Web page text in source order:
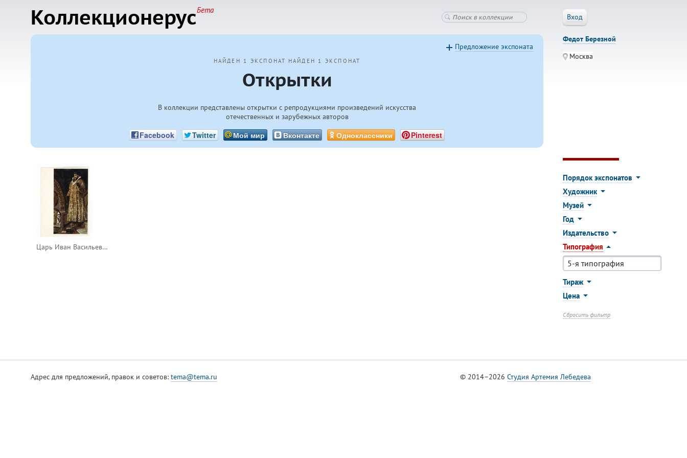
КоллекционерусБета
Вход
НАЙДЕН 1 ЭКСПОНАТ НАЙДЕН 1 ЭКСПОНАТ
Открытки
В коллекции представлены открытки с репродукциями произведений искусства
отечественных и зарубежных авторов
Facebook Twitter Мой мир Вконтакте Одноклассники Pinterest
Предложение экспоната
Федот Березной
Москва
Царь Иван Васильевич Грозный
Порядок экспонатов
Художник
Музей
Год
Издательство
Типография
Тираж
Цена
Сбросить фильтр
Адрес для предложений, правок и советов: tema@tema.ru © 2014–2026Студия Артемия Лебедева